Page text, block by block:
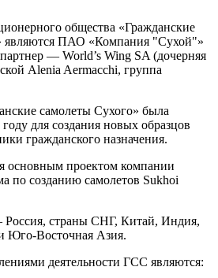
общества «Гражданские
являются ПАО «Компания "Сухой"»
— World’s Wing SA (дочерняя
Alenia Aermacchi, группа
самолеты Сухого» была
для создания новых образцов
гражданского назначения.
основным проектом компании
по созданию самолетов Sukhoi
Россия, страны СНГ, Китай, Индия,
Юго-Восточная Азия.
деятельности ГСС являются: